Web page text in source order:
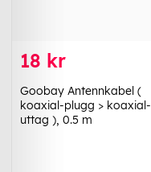
18 kr
Goobay Antennkabel (
koaxial-plugg > koaxial-
uttag ), 0.5 m